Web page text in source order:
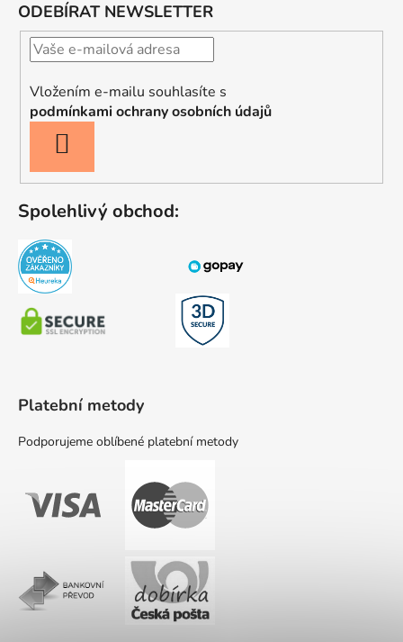
ODEBÍRAT NEWSLETTER
Vložením e-mailu souhlasíte s
podmínkami ochrany osobních údajů
SE
Spolehlivý obchod:
Platební metody
Podporujeme oblíbené platební metody